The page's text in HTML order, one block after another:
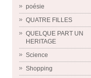
poésie
QUATRE FILLES
QUELQUE PART UN
HERITAGE
Science
Shopping